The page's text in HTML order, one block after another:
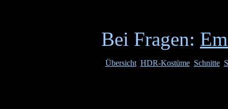
Bei Fragen:
Übersicht HDR-Kostüme Schnitte